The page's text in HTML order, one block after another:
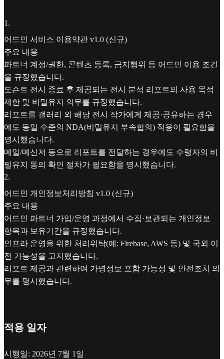
1.
어드민 서비스 이용약관 v1.0 (신규)
주요 내용
파트너 계정/권한, 콘텐츠 등록, 금지행위 등 어드민 이용 조건
을 규정했습니다.
도슨트 전시 종료 후 제공되는 전시 분석 리포트의 사용 목적
제한 및 비밀유지 의무를 규정했습니다.
리포트를 갤러리 외 해당 전시 작가에게 제공·공유하는 경우
에도 동일 수준의 NDA(비밀유지 부속합의) 적용이 필요함을
명시했습니다.
메일/메신저 등으로 리포트를 전달하는 경우에도 수령자의 비
밀유지 동의 확인 절차가 필요함을 명시했습니다.
2.
어드민 개인정보처리방침 v1.0 (신규)
주요 내용
어드민 파트너 가입/운영 과정에서 수집·보관되는 개인정보
항목과 보유기간을 규정했습니다.
인프라 운영을 위한 처리위탁(예: Firebase, AWS 등) 및 국외 이
전 가능성을 고지했습니다.
리포트 제공과 관련하여 가명정보 포함 가능성 및 안전조치 의
무를 명시했습니다.
적용 일자
시행일: 2026년 7월 1일